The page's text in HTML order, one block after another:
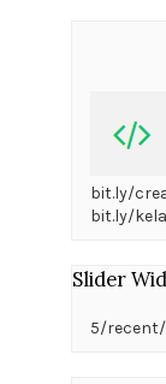
bit.ly/
bit.ly/
Slider
5/